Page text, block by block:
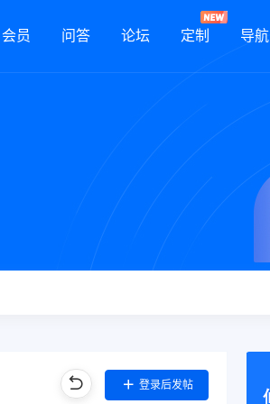
会员 问答 论坛 定制 导航
登录后发帖